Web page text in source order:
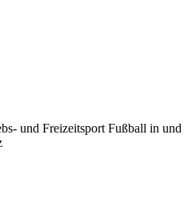
und Freizeitsport Fußball in und